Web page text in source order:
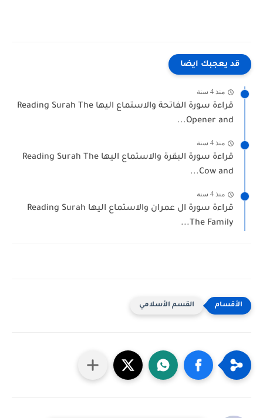
قد يعجبك ايضا
منذ 4 سنة
قراءة سورة الفاتحة والاستماع اليها Reading Surah The
Opener and...
منذ 4 سنة
قراءة سورة البقرة والاستماع اليها Reading Surah The
Cow and...
منذ 4 سنة
قراءة سورة ال عمران والاستماع اليها Reading Surah
The Family...
القسم الأسلامي